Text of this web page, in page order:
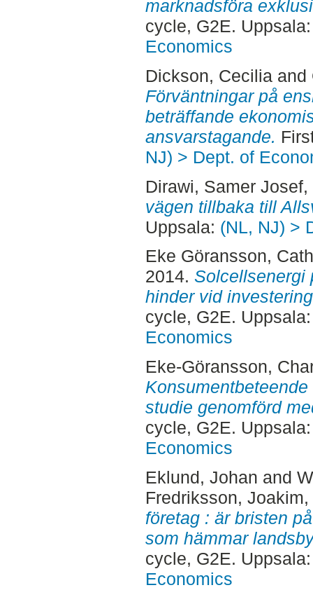
marknadsföra
cycle, G2E.
Economics
Dickson, Ceciliaand
Förväntningar på
beträffande
ansvarstagande.
NJ) > Dept. of
Dirawi, Samer Josef,
vägen tillbaka till
Uppsala: (NL, NJ) >
Eke Göransson,
2014. Solcellsenergi
hinder vid
cycle, G2E.
Economics
Eke-Göransson,
studie genomförd
cycle, G2E.
Economics
Eklund, Johan and
Fredriksson, Joakim
företag : är bristen
som hämmar
cycle, G2E.
Economics